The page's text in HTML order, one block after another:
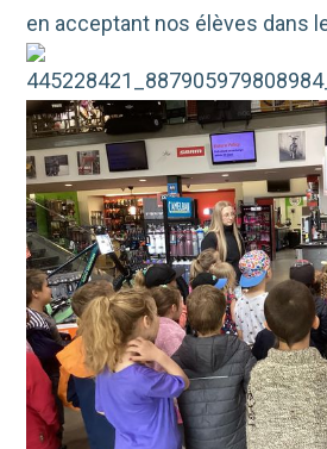
en acceptant nos élèves dans